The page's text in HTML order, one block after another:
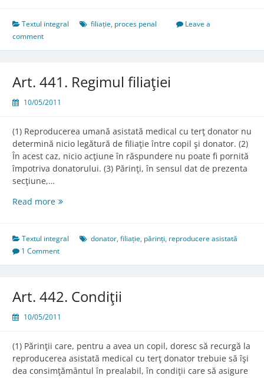
Textul integral filiație, proces penal
Leave a
comment
Art. 441. Regimul filiaţiei
10/05/2011
(1) Reproducerea umană asistată medical cu terţ donator nu
determină nicio legătură de filiaţie între copil şi donator. (2)
În acest caz, nicio acţiune în răspundere nu poate fi pornită
împotriva donatorului. (3) Părinţi, în sensul dat de prezenta
secţiune,…
Read moreArt.
filiaţiei
Textul integral donator,filiație, părinți, reproducere asistată
1 Comment
Art. 442. Condiţii
10/05/2011
(1) Părinţii care, pentru a avea un copil, doresc să recurgă la
reproducerea asistată medical cu terţ donator trebuie să îşi
dea consimţământul în prealabil, în condiţii care să asigure